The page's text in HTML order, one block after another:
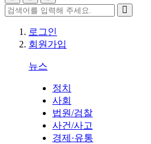
로그인
회원가입
뉴스
정치
사회
법원/검찰
사건/사고
경제·유통